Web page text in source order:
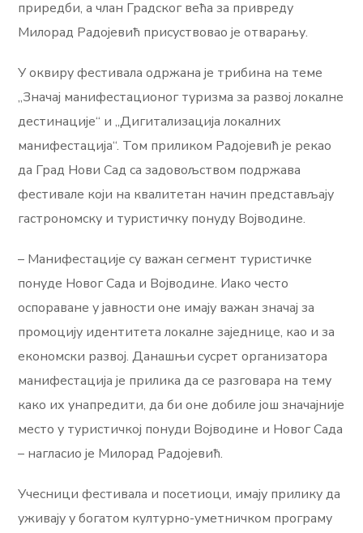
приредби, а члан Градског већа за привреду
Милорад Радојевић присуствовао је отварању.
У оквиру фестивала одржана је трибина на теме
„Значај манифестационог туризма за развој локалне
дестинације“ и „Дигитализација локалних
манифестација“. Том приликом Радојевић је рекао
да Град Нови Сад са задовољством подржава
фестивале који на квалитетан начин представљају
гастрономску и туристичку понуду Војводине.
– Манифестације су важан сегмент туристичке
понуде Новог Сада и Војводине. Иако често
оспораване у јавности оне имају важан значај за
промоцију идентитета локалне заједнице, као и за
економски развој. Данашњи сусрет организатора
манифестација је прилика да се разговара на тему
како их унапредити, да би оне добиле још значајније
место у туристичкој понуди Војводине и Новог Сада
– нагласио је Милорад Радојевић.
Учесници фестивала и посетиоци, имају прилику да
уживају у богатом културно-уметничком програму